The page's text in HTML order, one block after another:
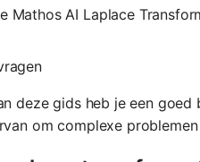
Mathos AI Laplace
deze gids heb je een
om complexe